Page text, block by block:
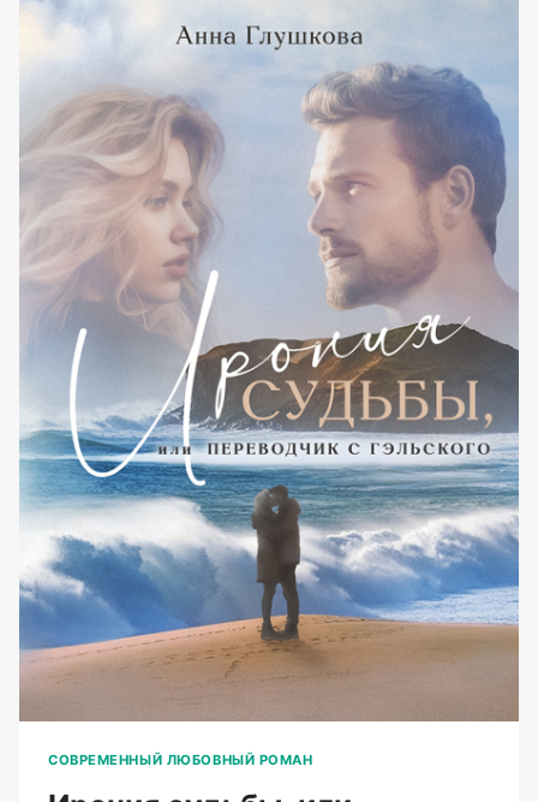
(АННА
СОВРЕМЕННЫЙ ЛЮБОВНЫЙ РОМАН